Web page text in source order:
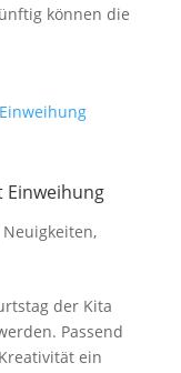
können die
Einweihung
Neuigkeiten,
der Kita
Passend
ein